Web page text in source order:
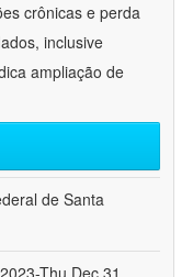
crônicas e perda
inclusive
ampliação de
de Santa